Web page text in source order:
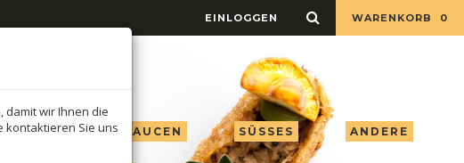
WARENKORB 0
EINLOGGEN
ÖL, ESSIG & SAUCEN SÜSSES ANDERE
damit wir Ihnen die
kontaktieren Sie uns